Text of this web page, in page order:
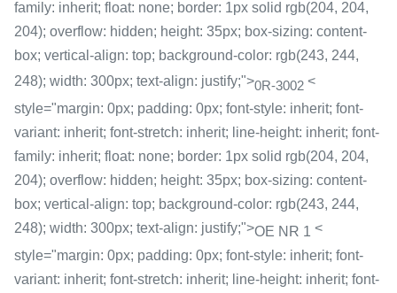
family: inherit; float: none; border: 1px solid rgb(204, 204,
204); overflow: hidden; height: 35px; box-sizing: content-
box; vertical-align: top; background-color: rgb(243, 244,
248); width: 300px; text-align: justify;">0R-3002 <
style="margin: 0px; padding: 0px; font-style: inherit; font-
variant: inherit; font-stretch: inherit; line-height: inherit; font-
family: inherit; float: none; border: 1px solid rgb(204, 204,
204); overflow: hidden; height: 35px; box-sizing: content-
box; vertical-align: top; background-color: rgb(243, 244,
248); width: 300px; text-align: justify;">OE NR 1 <
style="margin: 0px; padding: 0px; font-style: inherit; font-
variant: inherit; font-stretch: inherit; line-height: inherit; font-